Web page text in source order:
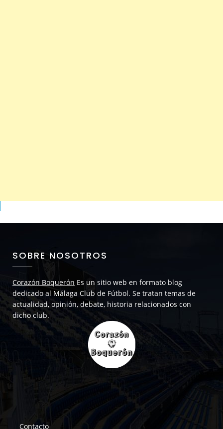
SOBRE NOSOTROS
Corazón Boquerón Es un sitio web en formato blog
dedicado al Málaga Club de Fútbol. Se tratan temas de
actualidad, opinión, debate, historia relacionados con
dicho club.
Contacto